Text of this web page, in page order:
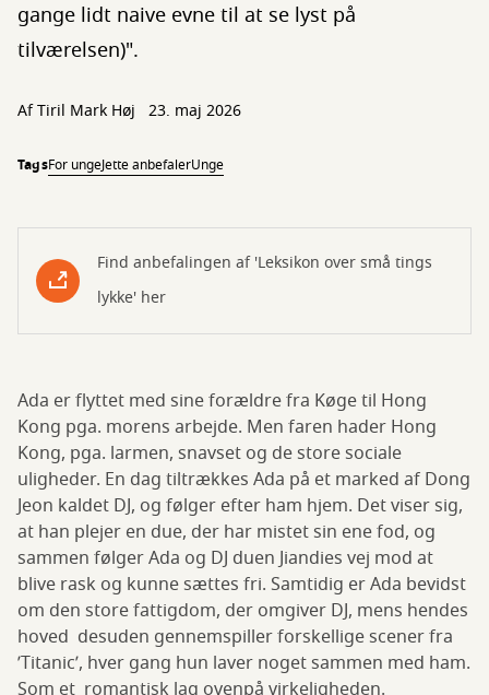
gange lidt naive evne til at se lyst på
tilværelsen)".
AfTiril Mark Høj 23. maj 2026
TagsFor ungeJette anbefalerUnge
Find anbefalingen af 'Leksikon over små tings
lykke' her
Ada er flyttet med sine forældre fra Køge til Hong
Kong pga. morens arbejde. Men faren hader Hong
Kong, pga. larmen, snavset og de store sociale
uligheder. En dag tiltrækkes Ada på et marked af Dong
Jeon kaldet DJ, og følger efter ham hjem. Det viser sig,
at han plejer en due, der har mistet sin ene fod, og
sammen følger Ada og DJ duen Jiandies vej mod at
blive rask og kunne sættes fri. Samtidig er Ada bevidst
om den store fattigdom, der omgiver DJ, mens hendes
hoved desuden gennemspiller forskellige scener fra
’Titanic’, hver gang hun laver noget sammen med ham.
Som et romantisk lag ovenpå virkeligheden.